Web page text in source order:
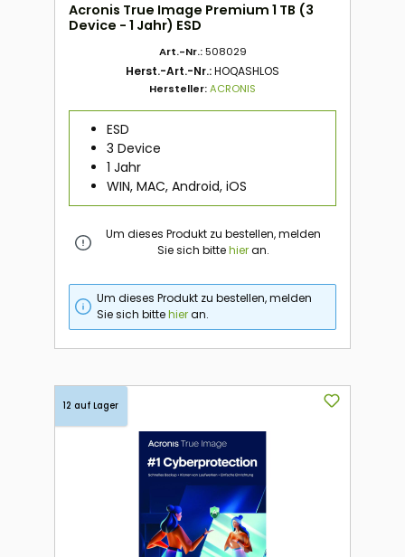
Acronis True Image Premium 1 TB (3
Device - 1 Jahr) ESD
Art.-Nr.:508029
Herst.-Art.-Nr.:HOQASHLOS
Hersteller:ACRONIS
ESD
3 Device
1 Jahr
WIN, MAC, Android, iOS
Um dieses Produkt zu bestellen, melden
Sie sich bittehieran.
Um dieses Produkt zu bestellen, melden
Sie sich bittehieran.
12 auf Lager